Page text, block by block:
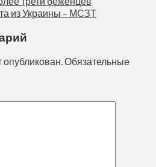
из Украины – МСЗТ
опубликован.Обязательные